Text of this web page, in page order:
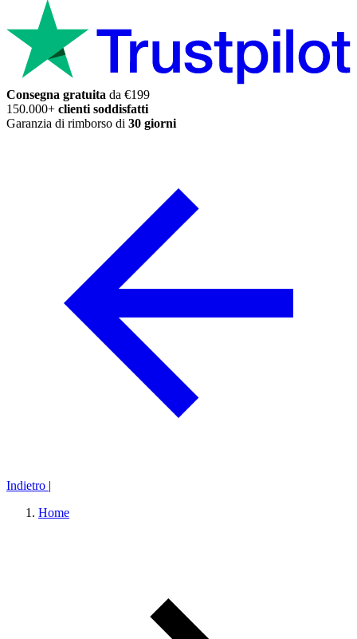
Consegna gratuita da €199
150.000+ clienti soddisfatti
Garanzia di rimborso di 30 giorni
Indietro |
Home